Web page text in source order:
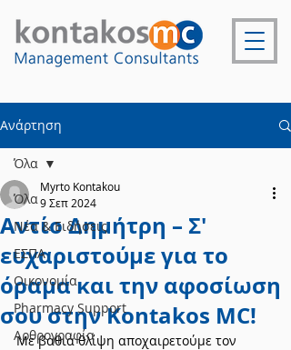
Ανάρτηση
Όλα
Νέα & Ειδήσεις
ΕΣΠΑ
Οικονομία
Pharmacy Support
Αρθρογραφία
Όλα
Αντίο Δημήτρη – Σ'
ευχαριστούμε για το
όραμα και την αφοσίωση
σου στην Kontakos MC!
Myrto Kontakou
9 Σεπ 2024
Με βαθιά θλίψη αποχαιρετούμε τον